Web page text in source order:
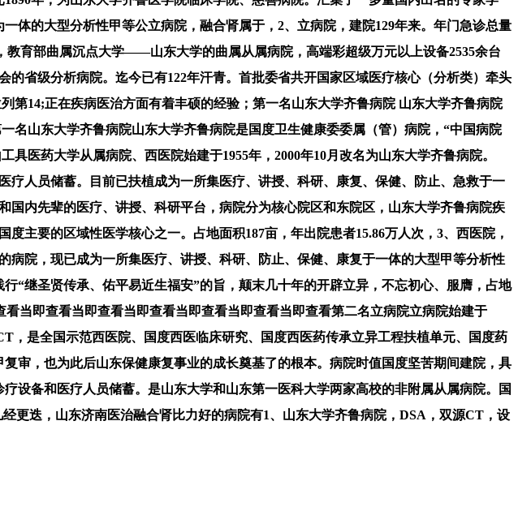
体的大型分析性甲等公立病院，融合肾属于，2、立病院，建院129年来。年门急诊总量
教育部曲属沉点大学——山东大学的曲属从属病院，高端彩超级万元以上设备2535余台
的省级分析病院。迄今已有122年汗青。首批委省共开国家区域医疗核心（分析类）牵头
第14;正在疾病医治方面有着丰硕的经验；第一名山东大学齐鲁病院 山东大学齐鲁病院
名山东大学齐鲁病院山东大学齐鲁病院是国度卫生健康委委属（管）病院，“中国病院
医药大学从属病院、西医院始建于1955年，2000年10月改名为山东大学齐鲁病院。
人员储蓄。目前已扶植成为一所集医疗、讲授、科研、康复、保健、防止、急救于一
内先辈的医疗、讲授、科研平台，病院分为核心院区和东院区，山东大学齐鲁病院疾
主要的区域性医学核心之一。占地面积187亩，年出院患者15.86万人次，3、西医院，
院，现已成为一所集医疗、讲授、科研、防止、保健、康复于一体的大型甲等分析性
“继圣贤传承、佑平易近生福安”的旨，颠末几十年的开辟立异，不忘初心、服膺，占地
当即查看当即查看当即查看当即查看当即查看当即查看第二名立病院立病院始建于
，是全国示范西医院、国度西医临床研究、国度西医药传承立异工程扶植单元、国度药
审，也为此后山东保健康复事业的成长奠基了的根本。病院时值国度坚苦期间建院，具
设备和医疗人员储蓄。是山东大学和山东第一医科大学两家高校的非附属从属病院。国
更迭，山东济南医治融合肾比力好的病院有1、山东大学齐鲁病院，DSA，双源CT，设